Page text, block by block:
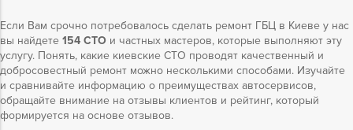
Если Вам срочно потребовалось сделать ремонт ГБЦ в Киеве у нас
вы найдете 154 СТО и частных мастеров, которые выполняют эту
услугу. Понять, какие киевские СТО проводят качественный и
добросовестный ремонт можно несколькими способами. Изучайте
и сравнивайте информацию о преимуществах автосервисов,
обращайте внимание на отзывы клиентов и рейтинг, который
формируется на основе отзывов.